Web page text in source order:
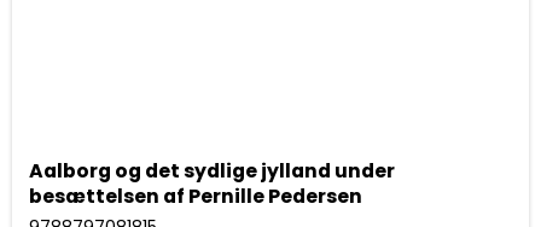
Aalborg og det sydlige jylland under
besættelsen af Pernille Pedersen